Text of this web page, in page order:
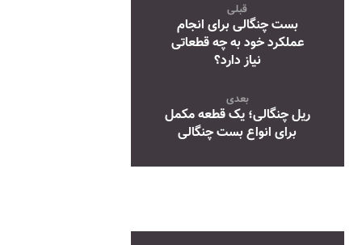
قبلی
بست‌ چنگالی برای انجام
عملکرد خود به چه قطعاتی
نیاز دارد؟
بعدی
ریل چنگالی؛ یک قطعه مکمل
برای انواع بست چنگالی